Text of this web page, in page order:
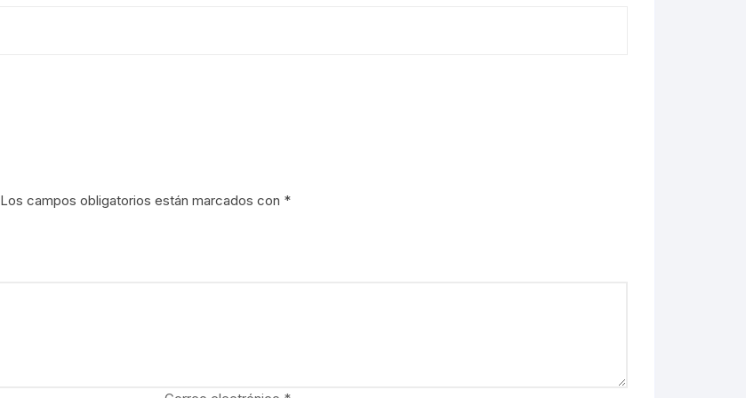
Los campos obligatorios están marcados con *